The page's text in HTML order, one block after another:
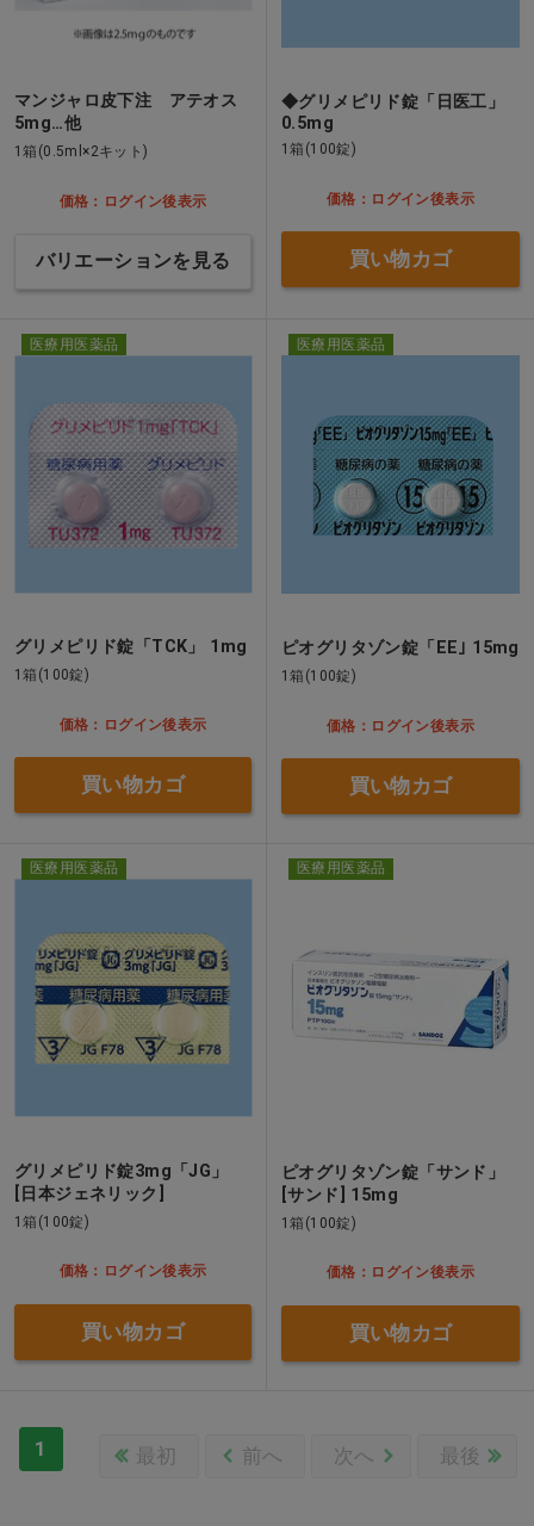
マンジャロ皮下注 アテオス
5mg…他
1箱(0.5ml×2キット)
価格：ログイン後表示
バリエーションを見る
◆グリメピリド錠「日医工」
0.5mg
1箱(100錠)
価格：ログイン後表示
買い物カゴ
医療用医薬品
グリメピリド錠「TCK」 1mg
1箱(100錠)
価格：ログイン後表示
買い物カゴ
医療用医薬品
ピオグリタゾン錠「EE｣ 15mg
1箱(100錠)
価格：ログイン後表示
買い物カゴ
医療用医薬品
グリメピリド錠3mg「JG」
[日本ジェネリック]
1箱(100錠)
価格：ログイン後表示
買い物カゴ
医療用医薬品
ピオグリタゾン錠「サンド」
[サンド] 15mg
1箱(100錠)
価格：ログイン後表示
買い物カゴ
1 最初 前へ 次へ 最後